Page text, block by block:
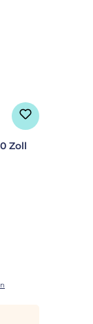
Zoll